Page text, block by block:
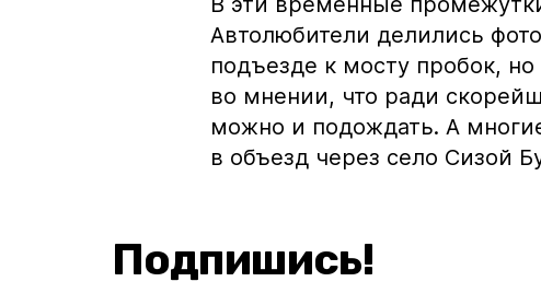
Автолюбители делились
подъезде к мосту пробок,
во мнении, что ради
можно и подождать. А
в объезд через село Сизой
Подпишись!